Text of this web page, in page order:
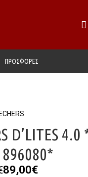
ΠΡΟΣΦΟΡΕΣ
D’LITES 4.0
Original
89,00€Η